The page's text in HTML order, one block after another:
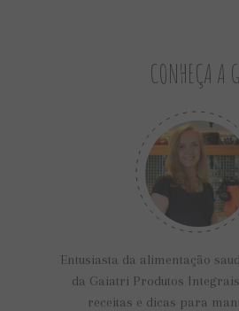
CONHEÇA A
Entusiasta da alimentação
da Gaiatri Produtos
receitas e dicas para